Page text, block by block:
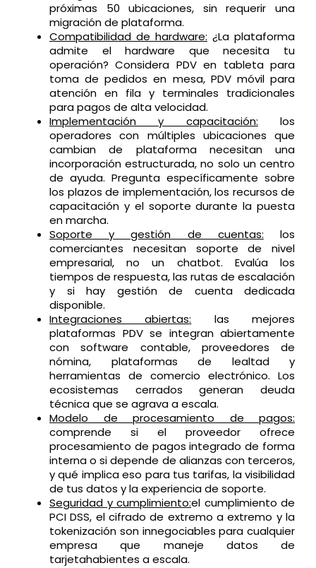
próximas 50 ubicaciones, sin requerir una
migración de plataforma.
Compatibilidad de hardware: ¿La plataforma
admite el hardware que necesita tu
operación? Considera PDV en tableta para
toma de pedidos en mesa, PDV móvil para
atención en fila y terminales tradicionales
para pagos de alta velocidad.
Implementación y capacitación:
los
operadores con múltiples ubicaciones que
cambian de plataforma necesitan una
incorporación estructurada, no solo un centro
de ayuda. Pregunta específicamente sobre
los plazos de implementación, los recursos de
capacitación y el soporte durante la puesta
en marcha.
Soporte y gestión de cuentas:
los
comerciantes necesitan soporte de nivel
empresarial, no un chatbot. Evalúa los
tiempos de respuesta, las rutas de escalación
y si hay gestión de cuenta dedicada
disponible.
Integraciones abiertas: las mejores
plataformas PDV se integran abiertamente
con software contable, proveedores de
nómina, plataformas de lealtad y
herramientas de comercio electrónico. Los
ecosistemas cerrados generan deuda
técnica que se agrava a escala.
Modelo de procesamiento de pagos:
comprende si el proveedor ofrece
procesamiento de pagos integrado de forma
interna o si depende de alianzas con terceros,
y qué implica eso para tus tarifas, la visibilidad
de tus datos y la experiencia de soporte.
Seguridad y cumplimiento:el cumplimiento de
PCI DSS, el cifrado de extremo a extremo y la
tokenización son innegociables para cualquier
empresa que maneje datos de
tarjetahabientes a escala.